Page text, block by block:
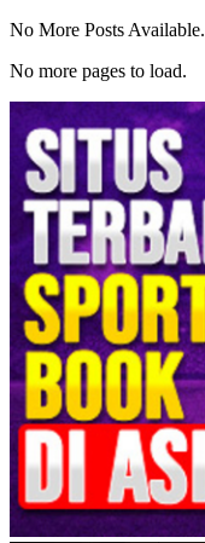
No More Posts Available.
No more pages to load.